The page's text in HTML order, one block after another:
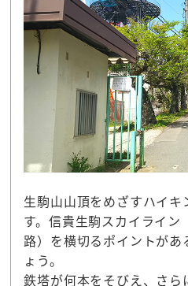
生駒山山頂をめざすハイ
す。信貴生駒スカイライン
路）を横切るポイントが
ょう。
鉄塔が何本をそびえ、さ